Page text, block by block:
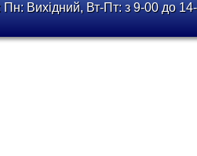
Вихідний, Вт-Пт: з 9-00 до